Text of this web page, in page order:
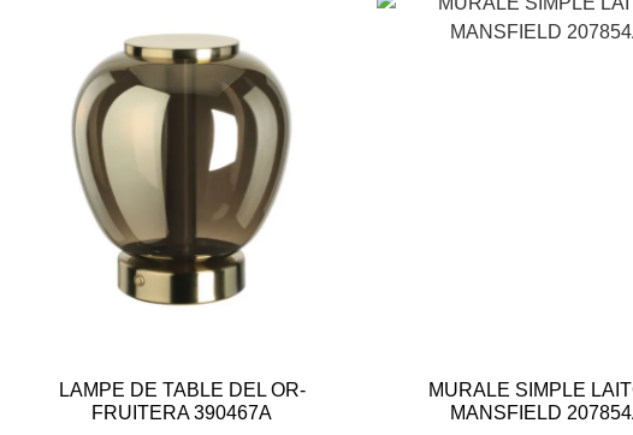
LAMPE DE TABLE DEL OR-
FRUITERA 390467A
MURALE SIMPLE
MANSFIELD